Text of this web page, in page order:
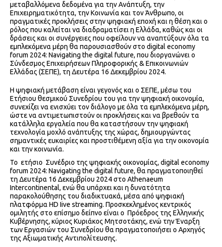
μεταβαλλόμενα δεδομένα για την Ανάπτυξη, την
Επιχειρηματικότητα, την Κοινωνία και τον Άνθρωπο, οι
πραγματικές προκλήσεις στην ψηφιακή εποχή και η θέση και ο
ρόλος που καλείται να διαδραματίσει η Ελλάδα, καθώς και οι
δράσεις και οι συνέργειες που οφείλουν να αναπτύξουν όλα τα
εμπλεκόμενα μέρη θα παρουσιασθούν στο digital economy
forum 2024: Navigating the digital future, που διοργανώνει ο
Σύνδεσμος Επιχειρήσεων Πληροφορικής & Επικοινωνιών
Ελλάδας (ΣΕΠΕ), τη Δευτέρα 16 Δεκεμβρίου 2024.
Η ψηφιακή μετάβαση είναι γεγονός και ο ΣΕΠΕ, μέσω του
Ετήσιου θεσμικού Συνεδρίου του για την ψηφιακή οικονομία,
συνεχίζει να ενισχύει τον διάλογο με όλα τα εμπλεκόμενα μέρη,
ώστε να αντιμετωπιστούν οι προκλήσεις και να βρεθούν τα
κατάλληλα εργαλεία που θα καταστήσουν την ψηφιακή
τεχνολογία μοχλό ανάπτυξης της χώρας, δημιουργώντας
σημαντικές ευκαιρίες και προστιθέμενη αξία για την οικονομία
και την κοινωνία.
Το ετήσιο Συνέδριο της ψηφιακής οικονομίας, digital economy
forum 2024: Navigating the digital future, θα πραγματοποιηθεί
τη Δευτέρα 16 Δεκεμβρίου 2024 στο Athenaeum
Intercontinental, ενώ θα υπάρχει και η δυνατότητα
παρακολούθησης του διαδικτυακά, μέσα από ψηφιακή
πλατφόρμα HD Iive streaming. Προσκεκλημένος κεντρικός
ομιλητής στο επίσημο δείπνο είναι ο Πρόεδρος της Ελληνικής
Κυβέρνησης, κύριος Κυριάκος Μητσοτάκης, ενώ την Έναρξη
των Εργασιών του Συνεδρίου θα πραγματοποιήσει ο Αρχηγός
της Αξιωματικής Αντιπολίτευσης.